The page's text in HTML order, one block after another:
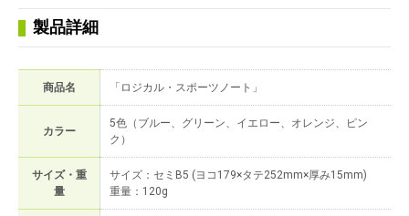
製品詳細
商品名 「ロジカル・スポーツノート」
カラー
5色（ブルー、グリーン、イエロー、オレンジ、ピン
ク）
サイズ・重
量
サイズ：セミB5 (ヨコ179×タテ252mm×厚み15mm)
重量：120g